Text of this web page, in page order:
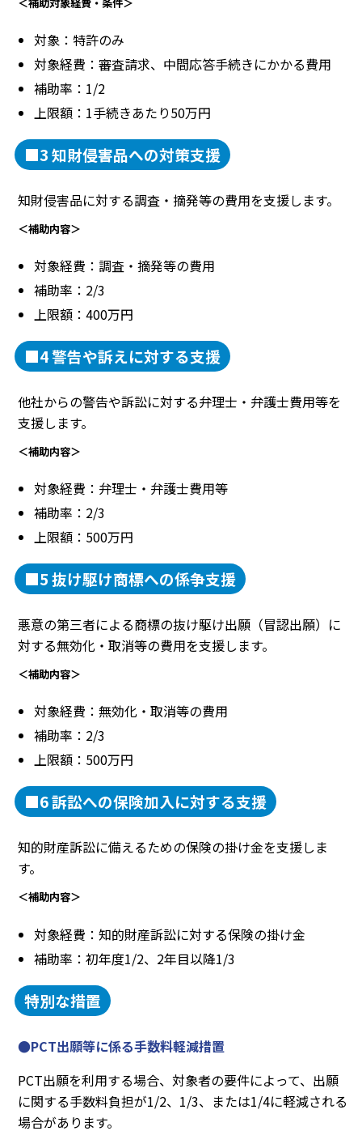
対象：特許のみ
対象経費：審査請求、中間応答手続きにかかる費用
補助率：1/2
上限額：1手続きあたり50万円
■3 知財侵害品への対策支援
知財侵害品に対する調査・摘発等の費用を支援します。
＜補助内容＞
対象経費：調査・摘発等の費用
補助率：2/3
上限額：400万円
■4 警告や訴えに対する支援
他社からの警告や訴訟に対する弁理士・弁護士費用等を
支援します。
＜補助内容＞
対象経費：弁理士・弁護士費用等
補助率：2/3
上限額：500万円
■5 抜け駆け商標への係争支援
悪意の第三者による商標の抜け駆け出願（冒認出願）に
対する無効化・取消等の費用を支援します。
＜補助内容＞
対象経費：無効化・取消等の費用
補助率：2/3
上限額：500万円
■6 訴訟への保険加入に対する支援
知的財産訴訟に備えるための保険の掛け金を支援しま
す。
＜補助内容＞
対象経費：知的財産訴訟に対する保険の掛け金
補助率：初年度1/2、2年目以降1/3
特別な措置
●PCT出願等に係る手数料軽減措置
PCT出願を利用する場合、対象者の要件によって、出願
に関する手数料負担が1/2、1/3、または1/4に軽減される
場合があります。